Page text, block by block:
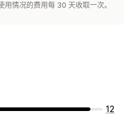
情况的费用每 30 天收取一次。
12